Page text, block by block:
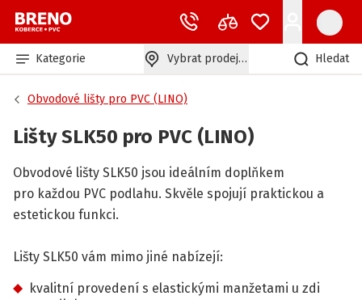
Kategorie Vybrat prodejnu Hledat
Obvodové lišty pro PVC (LINO)
Lišty SLK50 pro PVC (LINO)
Obvodové lišty SLK50 jsou ideálním doplňkem
pro každou PVC podlahu. Skvěle spojují praktickou a
estetickou funkci.
Lišty SLK50 vám mimo jiné nabízejí:
kvalitní provedení s elastickými manžetami u zdi